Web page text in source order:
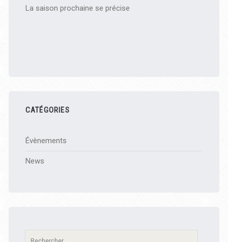
La saison prochaine se précise
CATÉGORIES
Évènements
News
Recherche: